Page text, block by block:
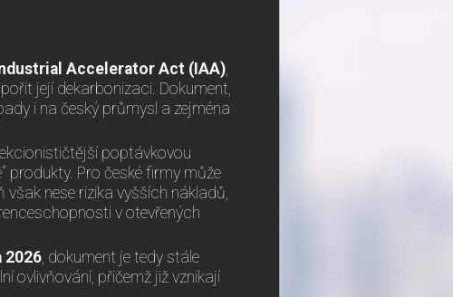
Accelerator Act (IAA),
její dekarbonizaci. Dokument,
i na český průmysl a zejména
poptávkovou
produkty. Pro české firmy může
nese rizika vyšších nákladů,
v otevřených
2026, dokument je tedy stále
ovlivňování, přičemž již vznikají